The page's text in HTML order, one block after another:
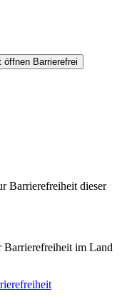
öffnen Barrierefrei
Barrierefreiheit dieser
Barrierefreiheit im Land